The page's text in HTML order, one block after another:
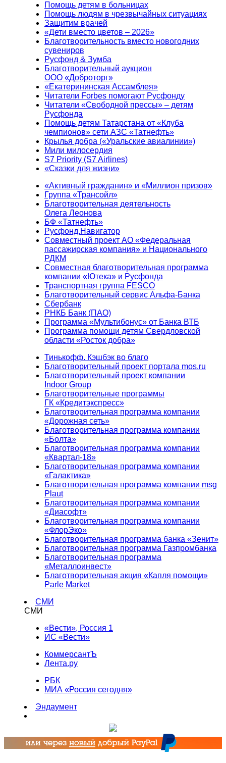
Помощь детям в больницах
Помощь людям в чрезвычайных ситуациях
Защитим врачей
«Дети вместо цветов – 2026»
Благотворительность вместо новогодних
сувениров
Русфонд & Зумба
Благотворительный аукцион
ООО «Доброторг»
«Екатерининская Ассамблея»
Читатели Forbes помогают Русфонду
Читатели «Свободной прессы» – детям
Русфонда
Помощь детям Татарстана от «Клуба
чемпионов» сети АЗС «Татнефть»
Крылья добра («Уральские авиалинии»)
Мили милосердия
S7 Priority (S7 Airlines)
«Сказки для жизни»
«Активный гражданин» и «Миллион призов»
Группа «Трансойл»
Благотворительная деятельность
Олега Леонова
БФ «Татнефть»
Русфонд.Навигатор
Совместный проект АО «Федеральная
пассажирская компания» и Национального
РДКМ
Совместная благотворительная программа
компании «Ютека» и Русфонда
Транспортная группа FESCO
Благотворительный сервис Альфа-Банка
Сбербанк
РНКБ Банк (ПАО)
Программа «Мультибонус» от Банка ВТБ
Программа помощи детям Свердловской
области «Росток добра»
Тинькофф. Кэшбэк во благо
Благотворительный проект портала mos.ru
Благотворительный проект компании
Indoor Group
Благотворительные программы
ГК «Кредитэкспресс»
Благотворительная программа компании
«Дорожная сеть»
Благотворительная программа компании
«Болта»
Благотворительная программа компании
«Квартал-18»
Благотворительная программа компании
«Галактика»
Благотворительная программа компании msg
Plaut
Благотворительная программа компании
«Диасофт»
Благотворительная программа компании
«ФлорЭко»
Благотворительная программа банка «Зенит»
Благотворительная программа Газпромбанка
Благотворительная программа
«Металлоинвест»
Благотворительная акция «Капля помощи»
Parle Market
СМИ
СМИ
«Вести», Россия 1
ИС «Вести»
КоммерсантЪ
Лента.ру
РБК
МИА «Россия сегодня»
Эндаумент